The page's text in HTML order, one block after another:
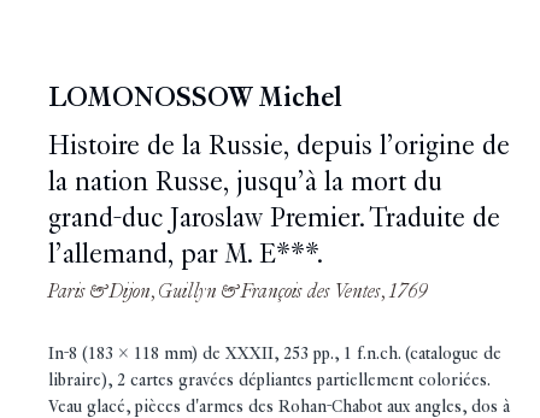
LOMONOSSOW Michel
Histoire de la Russie, depuis l’origine de
la nation Russe, jusqu’à la mort du
grand-duc Jaroslaw Premier. Traduite de
l’allemand, par M. E***.
Paris & Dijon, Guillyn & François des Ventes, 1769
In-8 (183 x 118 mm) de XXXII, 253 pp., 1 f.n.ch. (catalogue de
libraire), 2 cartes gravées dépliantes partiellement coloriées.
Veau glacé, pièces d'armes des Rohan-Chabot aux angles, dos à